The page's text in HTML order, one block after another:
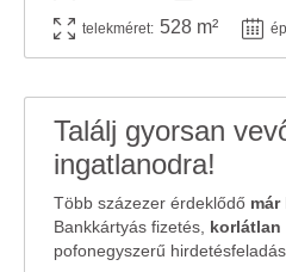
telekméret: 528 m²
Találj gyorsan
ingatlanodra!
Több százezer érdeklődő már
Bankkártyás fizetés, korlátlan
pofonegyszerű